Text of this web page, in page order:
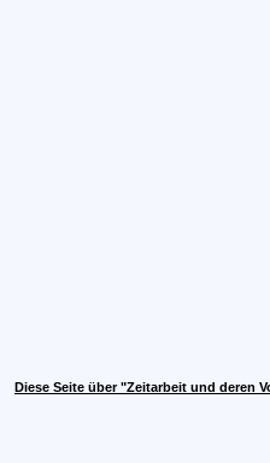
Diese Seite über "Zeitarbeit und deren